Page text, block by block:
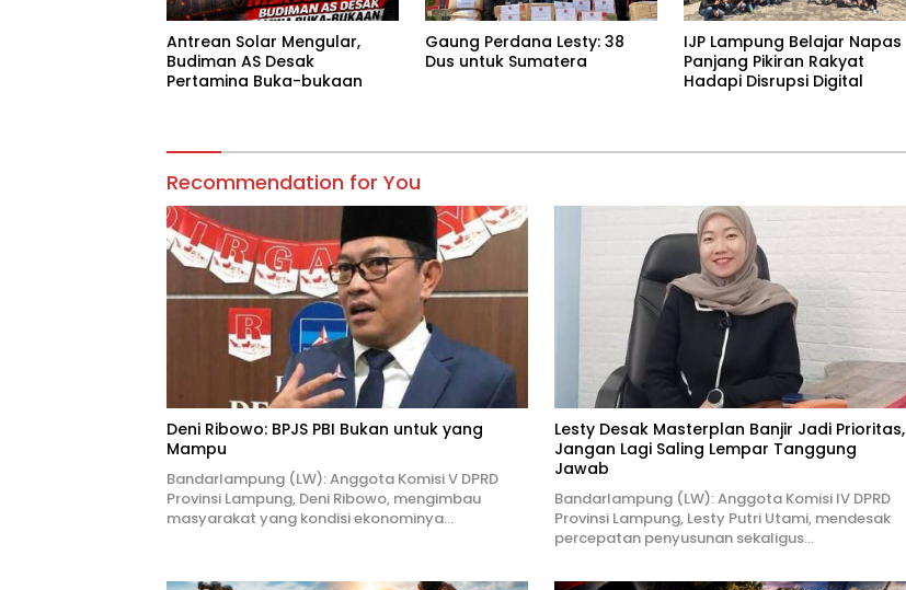
Antrean Solar Mengular,
Budiman AS Desak
Pertamina Buka-bukaan
Gaung Perdana Lesty: 38
Dus untuk Sumatera
IJP Lampung Belajar Napas
Panjang Pikiran Rakyat
Hadapi Disrupsi Digital
Recommendation for You
Deni Ribowo: BPJS PBI Bukan untuk yang
Mampu
Bandarlampung (LW): Anggota Komisi V DPRD
Provinsi Lampung, Deni Ribowo, mengimbau
masyarakat yang kondisi ekonominya…
Lesty Desak Masterplan Banjir Jadi Prioritas,
Jangan Lagi Saling Lempar Tanggung
Jawab
Bandarlampung (LW): Anggota Komisi IV DPRD
Provinsi Lampung, Lesty Putri Utami, mendesak
percepatan penyusunan sekaligus…